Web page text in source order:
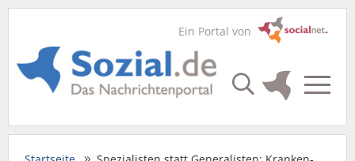
Ein Portal von